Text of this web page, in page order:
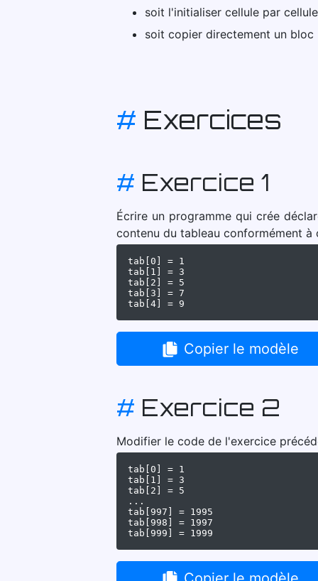
soit l'initialiser cellule par
soit copier directement un
# Exercices
# Exercice 1
Écrire un programme qui crée
contenu du tableau conformément à
tab[0] = 1
tab[1] = 3
tab[2] = 5
tab[3] = 7
Copier le modèle
# Exercice 2
Modifier le code de l'exercice
tab[0] = 1
tab[1] = 3
tab[2] = 5
...
tab[997] = 1995
tab[998] = 1997